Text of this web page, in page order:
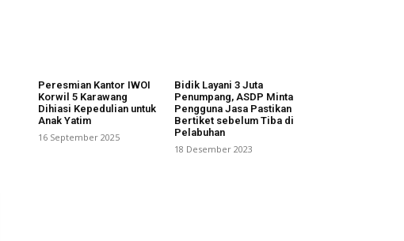
Peresmian Kantor IWOI
Korwil 5 Karawang
Dihiasi Kepedulian untuk
Anak Yatim
16 September 2025
Bidik Layani 3 Juta
Penumpang, ASDP Minta
Pengguna Jasa Pastikan
Bertiket sebelum Tiba di
Pelabuhan
18 Desember 2023